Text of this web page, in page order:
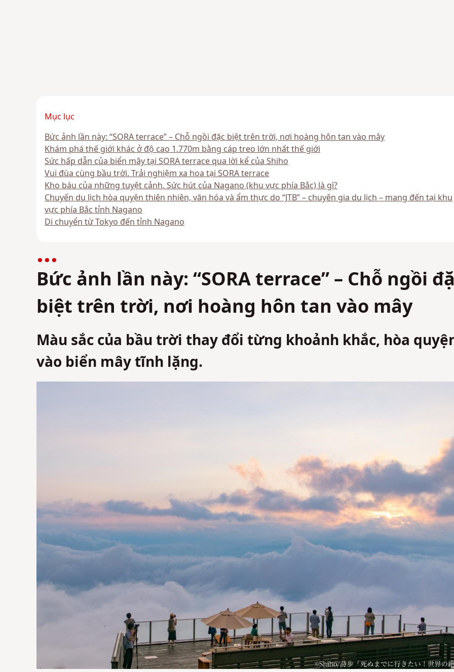
Mục lục
Bức ảnh lần này: “SORA terrace” – Chỗ ngồi đặc biệt trên trời, nơi hoàng hôn tan vào mây
Khám phá thế giới khác ở độ cao 1.770m bằng cáp treo lớn nhất thế giới
Sức hấp dẫn của biển mây tại SORA terrace qua lời kể của Shiho
Vui đùa cùng bầu trời. Trải nghiệm xa hoa tại SORA terrace
Kho báu của những tuyệt cảnh. Sức hút của Nagano (khu vực phía Bắc) là gì?
Chuyến du lịch hòa quyện thiên nhiên, văn hóa và ẩm thực do “JTB” – chuyên gia du lịch – mang đến tại khu
vực phía Bắc tỉnh Nagano
Di chuyển từ Tokyo đến tỉnh Nagano
Bức ảnh lần này: “SORA terrace” – Chỗ ngồi
biệt trên trời, nơi hoàng hôn tan vào mây
Màu sắc của bầu trời thay đổi từng khoảnh khắc, hòa
vào biển mây tĩnh lặng.